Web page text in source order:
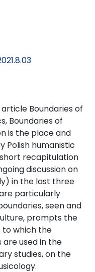
Boundaries of
Boundaries of
is the place and
Polish humanistic
recapitulation
discussion on
in the last three
particularly
seen and
prompts the
which the
used in the
studies, on the